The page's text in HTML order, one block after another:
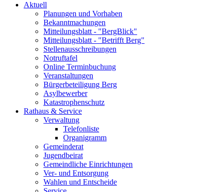
Aktuell
Planungen und Vorhaben
Bekanntmachungen
Mitteilungsblatt - "BergBlick"
Mitteilungsblatt - "Betrifft Berg"
Stellenausschreibungen
Notruftafel
Online Terminbuchung
Veranstaltungen
Bürgerbeteiligung Berg
Asylbewerber
Katastrophenschutz
Rathaus & Service
Verwaltung
Telefonliste
Organigramm
Gemeinderat
Jugendbeirat
Gemeindliche Einrichtungen
Ver- und Entsorgung
Wahlen und Entscheide